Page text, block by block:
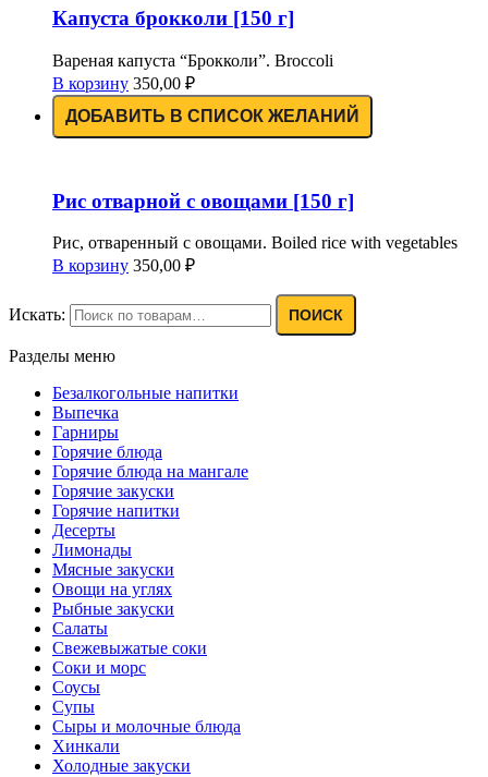
Капуста брокколи [150 г]
Вареная капуста “Брокколи”. Broccoli
В корзину 350,00 ₽
ДОБАВИТЬ В СПИСОК ЖЕЛАНИЙ
Рис отварной с овощами [150 г]
Рис, отваренный с овощами. Boiled rice with vegetables
В корзину 350,00 ₽
Искать: ПОИСК
Разделы меню
Безалкогольные напитки
Выпечка
Гарниры
Горячие блюда
Горячие блюда на мангале
Горячие закуски
Горячие напитки
Десерты
Лимонады
Мясные закуски
Овощи на углях
Рыбные закуски
Салаты
Свежевыжатые соки
Соки и морс
Соусы
Супы
Сыры и молочные блюда
Хинкали
Холодные закуски